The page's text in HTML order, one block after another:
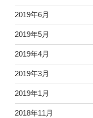
2019年6月
2019年5月
2019年4月
2019年3月
2019年1月
2018年11月